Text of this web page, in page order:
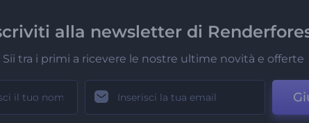
alla newsletter di
Sii tra i primi a ricevere le nostre ultime novità e offerte